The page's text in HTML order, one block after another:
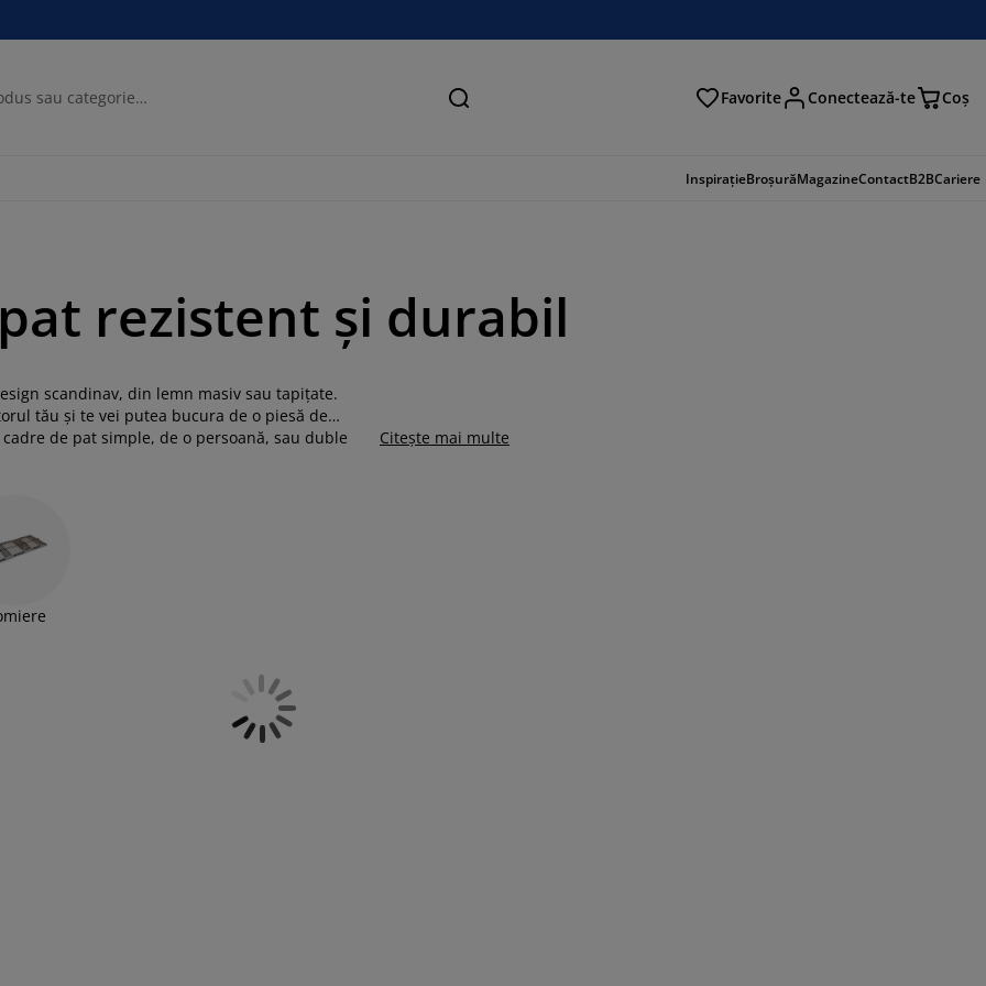
Căutare Favorite Conectează-te Coş
InspirațieBroșurăMagazineContactB2BCariere
rezistent și durabil
scandinav, din lemn masiv sau tapițate.
tău și te vei putea bucura de o piesă de
de pat simple, de o persoană, sau duble
Citește mai multe